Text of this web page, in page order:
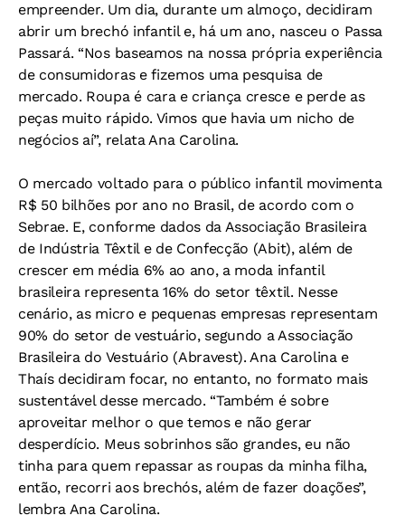
empreender. Um dia, durante um almoço, decidiram
abrir um brechó infantil e, há um ano, nasceu o Passa
Passará. “Nos baseamos na nossa própria experiência
de consumidoras e fizemos uma pesquisa de
mercado. Roupa é cara e criança cresce e perde as
peças muito rápido. Vimos que havia um nicho de
negócios aí”, relata Ana Carolina.
O mercado voltado para o público infantil movimenta
R$ 50 bilhões por ano no Brasil, de acordo com o
Sebrae. E, conforme dados da Associação Brasileira
de Indústria Têxtil e de Confecção (Abit), além de
crescer em média 6% ao ano, a moda infantil
brasileira representa 16% do setor têxtil. Nesse
cenário, as micro e pequenas empresas representam
90% do setor de vestuário, segundo a Associação
Brasileira do Vestuário (Abravest). Ana Carolina e
Thaís decidiram focar, no entanto, no formato mais
sustentável desse mercado. “Também é sobre
aproveitar melhor o que temos e não gerar
desperdício. Meus sobrinhos são grandes, eu não
tinha para quem repassar as roupas da minha filha,
então, recorri aos brechós, além de fazer doações”,
lembra Ana Carolina.